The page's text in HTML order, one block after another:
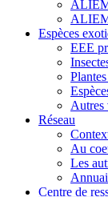
Espèces
EEE
Autres
Réseau
Au
Les
Centre de